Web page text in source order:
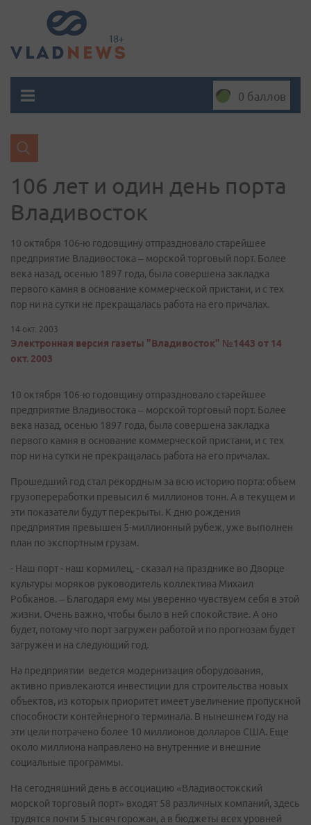
0 баллов
106 лет и один день порта
Владивосток
10 октября 106-ю годовщину отпраздновало старейшее
предприятие Владивостока – морской торговый порт. Более
века назад, осенью 1897 года, была совершена закладка
первого камня в основание коммерческой пристани, и с тех
пор ни на сутки не прекращалась работа на его причалах.
14 окт. 2003
Электронная версия газеты "Владивосток" №1443 от 14
окт. 2003
10 октября 106-ю годовщину отпраздновало старейшее
предприятие Владивостока – морской торговый порт. Более
века назад, осенью 1897 года, была совершена закладка
первого камня в основание коммерческой пристани, и с тех
пор ни на сутки не прекращалась работа на его причалах.
Прошедший год стал рекордным за всю историю порта: объем
грузопереработки превысил 6 миллионов тонн. А в текущем и
эти показатели будут перекрыты. К дню рождения
предприятия превышен 5-миллионный рубеж, уже выполнен
план по экспортным грузам.
- Наш порт - наш кормилец, - сказал на празднике во Дворце
культуры моряков руководитель коллектива Михаил
Робканов. – Благодаря ему мы уверенно чувствуем себя в этой
жизни. Очень важно, чтобы было в ней спокойствие. А оно
будет, потому что порт загружен работой и по прогнозам будет
загружен и на следующий год.
На предприятии ведется модернизация оборудования,
активно привлекаются инвестиции для строительства новых
объектов, из которых приоритет имеет увеличение пропускной
способности контейнерного терминала. В нынешнем году на
эти цели потрачено более 10 миллионов долларов США. Еще
около миллиона направлено на внутренние и внешние
социальные программы.
На сегодняшний день в ассоциацию «Владивостокский
морской торговый порт» входят 58 различных компаний, здесь
трудятся почти 5 тысяч горожан, а в бюджеты всех уровней